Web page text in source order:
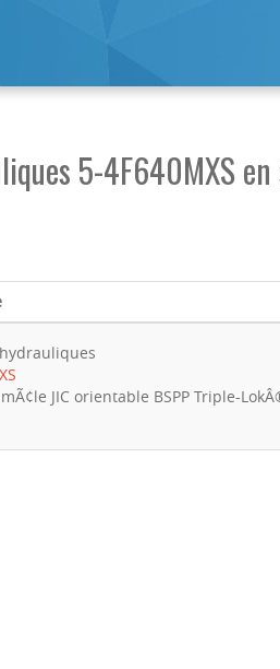
5-4F640MXS
JIC orientable BSPP Triple-